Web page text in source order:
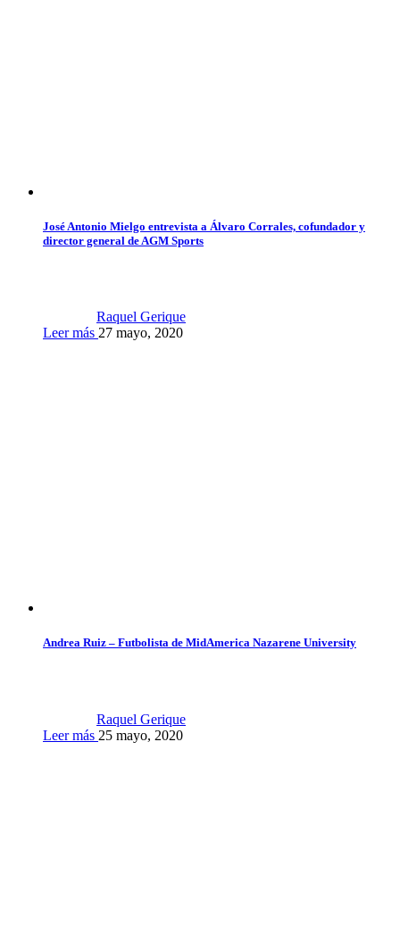
José Antonio Mielgo entrevista a Álvaro Corrales, cofundador y
director general de AGM Sports
Raquel Gerique
Leer más 27 mayo, 2020
Andrea Ruiz – Futbolista de MidAmerica Nazarene University
Raquel Gerique
Leer más 25 mayo, 2020